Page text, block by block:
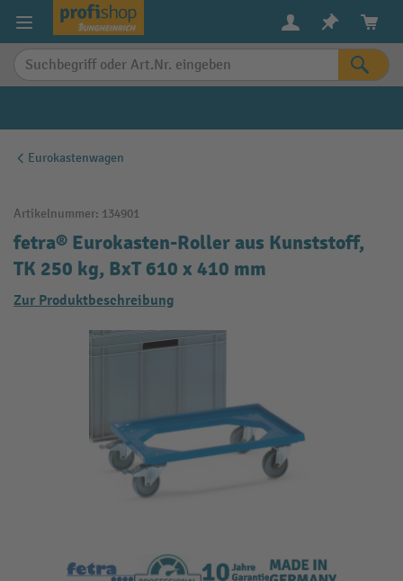
springen
Eurokastenwagen
Artikelnummer: 134901
fetra® Eurokasten-Roller aus Kunststoff,
TK 250 kg, BxT 610 x 410 mm
Zur Produktbeschreibung